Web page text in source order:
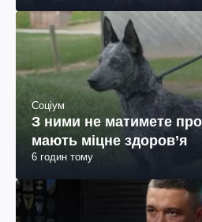
Соціум
З ними не матимете
мають міцне здоров’я
6 годин тому